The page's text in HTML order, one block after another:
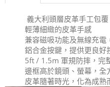
義大利頭層皮革手工包覆
輕薄細緻的皮革手感
兼容磁吸功能及無線充電
鋁合金按鍵，提供更良好
5ft / 1.5m 軍規防摔，完
邊框高於鏡頭、螢幕，全
皮革隨著時光，化為成熟